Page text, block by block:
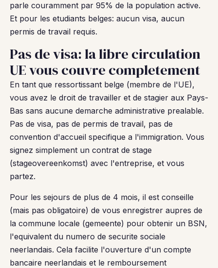
parle couramment par 95% de la population active.
Et pour les etudiants belges: aucun visa, aucun
permis de travail requis.
Pas de visa: la libre circulation
UE vous couvre completement
En tant que ressortissant belge (membre de l'UE),
vous avez le droit de travailler et de stagier aux Pays-
Bas sans aucune demarche administrative prealable.
Pas de visa, pas de permis de travail, pas de
convention d'accueil specifique a l'immigration. Vous
signez simplement un contrat de stage
(stageovereenkomst) avec l'entreprise, et vous
partez.
Pour les sejours de plus de 4 mois, il est conseille
(mais pas obligatoire) de vous enregistrer aupres de
la commune locale (gemeente) pour obtenir un BSN,
l'equivalent du numero de securite sociale
neerlandais. Cela facilite l'ouverture d'un compte
bancaire neerlandais et le remboursement